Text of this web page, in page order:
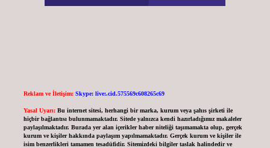
Reklam ve İletişim: Skype: live:.cid.575569c608265c69
Yasal Uyarı: Bu internet sitesi, herhangi bir marka, kurum veya şahıs şirketi ile
hiçbir bağlantısı bulunmamaktadır. Sitede yalnızca kendi hazırladığımız makaleler
paylaşılmaktadır. Burada yer alan içerikler haber niteliği taşımamakta olup, gerçek
kurum ve kişiler hakkında paylaşım yapılmamaktadır. Gerçek kurum ve kişiler ile
isim benzerlikleri tamamen tesadüfidir. Sitemizdeki bilgiler taslak halindedir ve